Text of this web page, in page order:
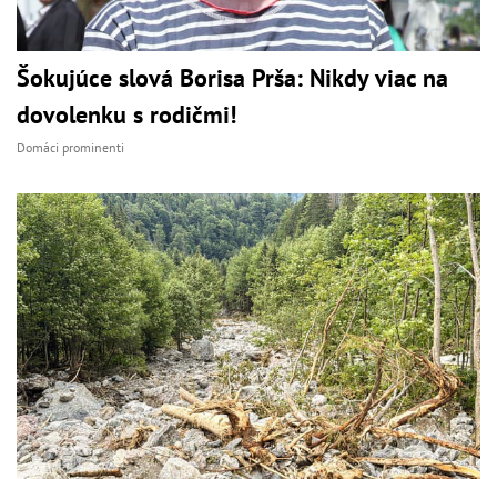
Šokujúce slová Borisa Prša: Nikdy viac na
dovolenku s rodičmi!
Domáci prominenti